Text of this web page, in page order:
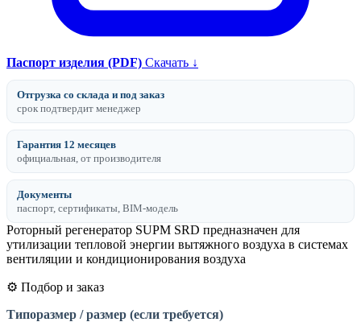
Паспорт изделия (PDF) Скачать ↓
Отгрузка со склада и под заказ
срок подтвердит менеджер
Гарантия 12 месяцев
официальная, от производителя
Документы
паспорт, сертификаты, BIM-модель
Роторный регенератор SUPM SRD предназначен для
утилизации тепловой энергии вытяжного воздуха в системах
вентиляции и кондиционирования воздуха
⚙️ Подбор и заказ
Типоразмер / размер (если требуется)